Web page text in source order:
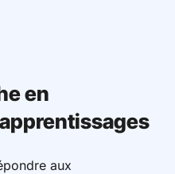
en
aux